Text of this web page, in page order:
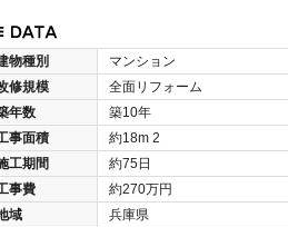
物種別
マンション
修規模
全面リフォーム
年数
築10年
事面積
約18m 2
工期間
約75日
事費
約270万円
域
兵庫県